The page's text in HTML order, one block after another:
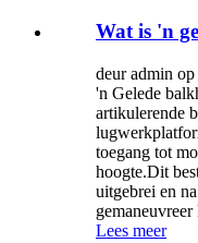
Wat is 'n
deur admin
'n Gelede
artikulerende
toegang tot
hoogte.Dit
uitgebrei en
Lees meer